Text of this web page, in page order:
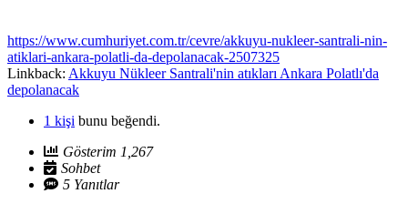
https://www.cumhuriyet.com.tr/cevre/akkuyu-nukleer-santrali-nin-
atiklari-ankara-polatli-da-depolanacak-2507325
Linkback: Akkuyu Nükleer Santrali'nin atıkları Ankara Polatlı'da
depolanacak
1 kişi bunu beğendi.
Gösterim 1,267
Sohbet
5 Yanıtlar